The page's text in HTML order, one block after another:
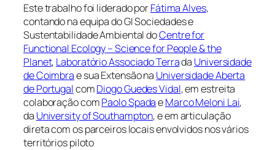
Este trabalho foi liderado porFátima Alves,
contando na equipa do GI Sociedades e
Sustentabilidade Ambiental doCentre for
Functional Ecology – Science for People & the
Planet, Laboratório Associado Terrada Universidade
de Coimbrae sua Extensão na Universidade Aberta
de PortugalcomDiogo Guedes Vidal, em estreita
colaboração comPaolo SpadaeMarco Meloni Lai,
da University of Southampton, e em articulação
direta com os parceiros locais envolvidos nos vários
territórios piloto